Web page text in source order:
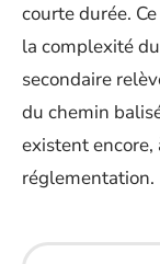
courte durée.
la complexité
secondaire
du chemin
existent
réglementation.